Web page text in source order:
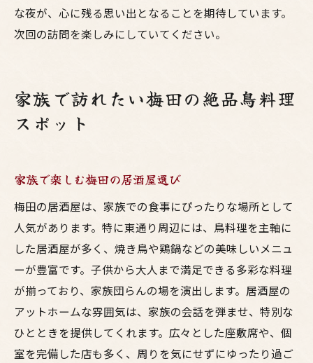
な夜が、心に残る思い出となることを期待しています。
次回の訪問を楽しみにしていてください。
家族で訪れたい梅田の絶品鳥料理
スポット
家族で楽しむ梅田の居酒屋選び
梅田の居酒屋は、家族での食事にぴったりな場所として
人気があります。特に東通り周辺には、鳥料理を主軸に
した居酒屋が多く、焼き鳥や鶏鍋などの美味しいメニュ
ーが豊富です。子供から大人まで満足できる多彩な料理
が揃っており、家族団らんの場を演出します。居酒屋の
アットホームな雰囲気は、家族の会話を弾ませ、特別な
ひとときを提供してくれます。広々とした座敷席や、個
室を完備した店も多く、周りを気にせずにゆったり過ご